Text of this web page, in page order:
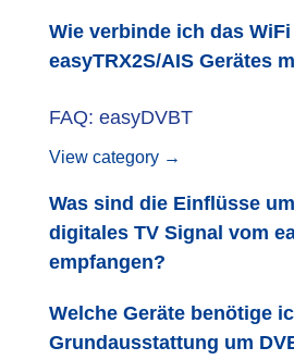
Wie verbinde ich das
easyTRX2S/AIS Gerätes
FAQ: easyDVBT
View category →
Was sind die Einflüsse
digitales TV Signal vom
empfangen?
Welche Geräte benötige
Grundausstattung um